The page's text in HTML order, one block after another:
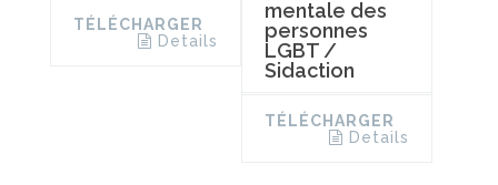
TÉLÉCHARGER
Details
mentale des
personnes
LGBT /
Sidaction
TÉLÉCHARGER
Details